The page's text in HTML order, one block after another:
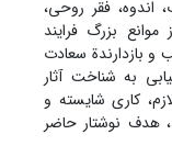
فقر روحی،
موانع بزرگ فرایند
بازدارندة سعادت
به شناخت آثار
کاری شایسته و
هدف نوشتار حاضر